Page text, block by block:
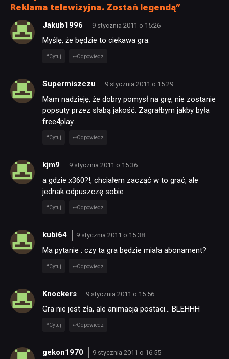
RECENZJE
PUBLICYSTYKA
RETRO
TECHNOLOGIE
DYSKUSJE
SKLEP
Reklama telewizyjna. Zostań legendą”
Jakub1996 9 stycznia 2011 o 15:26
Myślę, że będzie to ciekawa gra.
Cytuj Odpowiedz
Supermiszczu 9 stycznia 2011 o 15:29
Mam nadzieję, że dobry pomysł na grę, nie zostanie
popsuty przez słabą jakość. Zagrałbym jakby była
free4play…
Cytuj Odpowiedz
kjm9 9 stycznia 2011 o 15:36
a gdzie x360?!, chciałem zacząć w to grać, ale
jednak odpuszczę sobie
Cytuj Odpowiedz
kubi64 9 stycznia 2011 o 15:38
Ma pytanie : czy ta gra będzie miała abonament?
Cytuj Odpowiedz
Knockers 9 stycznia 2011 o 15:56
Gra nie jest zła, ale animacja postaci… BLEHHH
Cytuj Odpowiedz
gekon1970 9 stycznia 2011 o 16:55